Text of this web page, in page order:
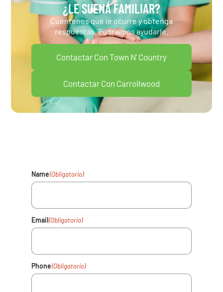
¿LE SUENA FAMILIAR?
Cuéntenos qué le ocurre y obtenga
respuestas. Podríamos ayudarle.
Contactar Con Town N' Country
Contactar Con Carrollwood
Name(Obligatorio)
Email(Obligatorio)
Phone(Obligatorio)